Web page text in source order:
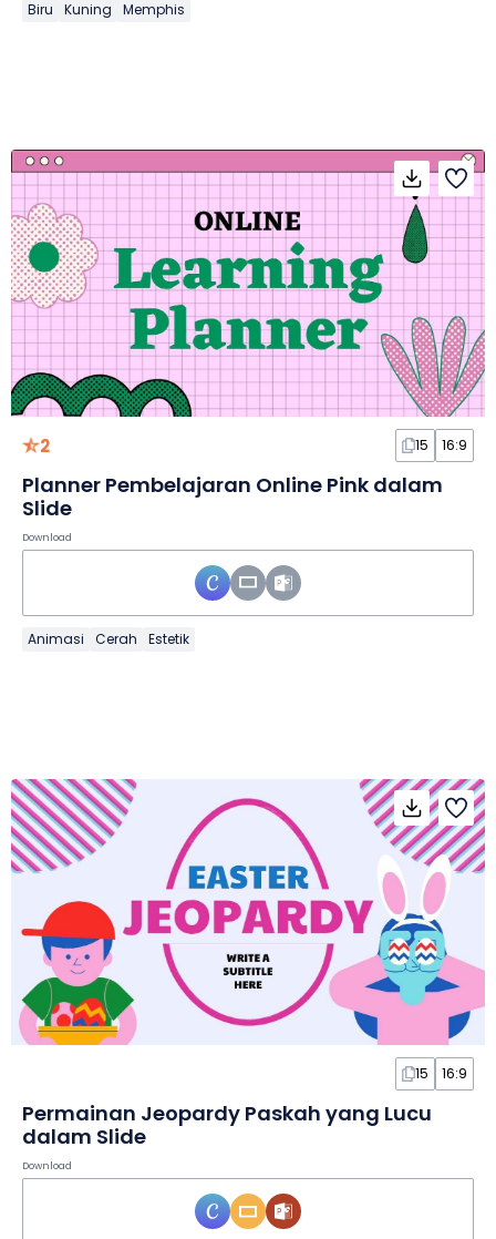
Biru Kuning Memphis
2 15 16:9
Planner Pembelajaran Online Pink dalam
Slide
Download
Animasi Cerah Estetik
15 16:9
Permainan Jeopardy Paskah yang Lucu
dalam Slide
Download